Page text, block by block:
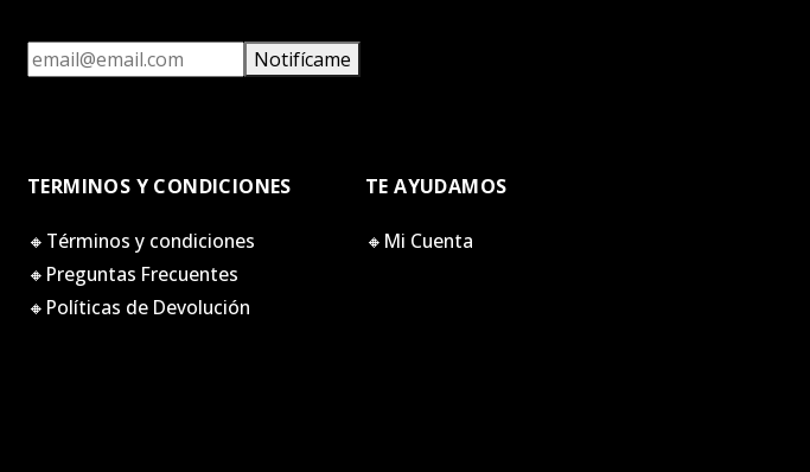
Notifícame
TERMINOS Y CONDICIONES
🔸Términos y condiciones
🔸Preguntas Frecuentes
🔸Políticas de Devolución
TE AYUDAMOS
🔸Mi Cuenta